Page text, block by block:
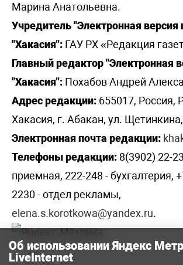
Марина Анатольевна.
Учредитель "Электронная версия
"Хакасия": ГАУ РХ «Редакция
Главный редактор "Электронная
"Хакасия": Похабов Андрей
Адрес редакции: 655017, Россия,
Хакасия, г. Абакан, ул.
Электронная почта редакции:
Телефоны редакции: 8(3902) 22-
приемная, 222-248 - бухгалтерия,
2230 - отдел рекламы,
elena.s.korotkowa@yandex.ru.
Об использовании Яндекс
LiveInternet